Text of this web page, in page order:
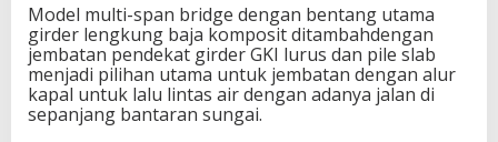
Model multi-span bridge dengan bentang utama
girder lengkung baja komposit ditambahdengan
jembatan pendekat girder GKI lurus dan pile slab
menjadi pilihan utama untuk jembatan dengan alur
kapal untuk lalu lintas air dengan adanya jalan di
sepanjang bantaran sungai.